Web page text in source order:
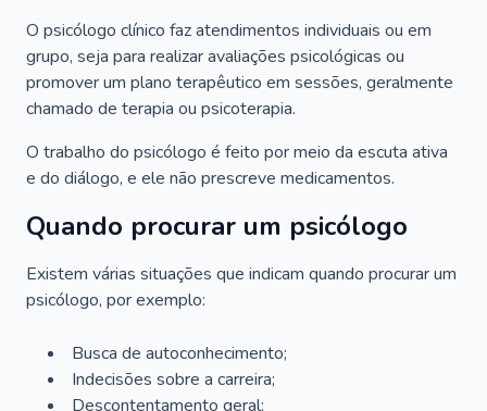
O psicólogo clínico faz atendimentos individuais ou em
grupo, seja para realizar avaliações psicológicas ou
promover um plano terapêutico em sessões, geralmente
chamado de terapia ou psicoterapia.
O trabalho do psicólogo é feito por meio da escuta ativa
e do diálogo, e ele não prescreve medicamentos.
Quando procurar um psicólogo
Existem várias situações que indicam quando procurar um
psicólogo, por exemplo:
Busca de autoconhecimento;
Indecisões sobre a carreira;
Descontentamento geral;